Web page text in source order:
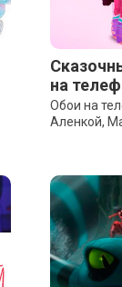
на
Обои на
Аленкой,